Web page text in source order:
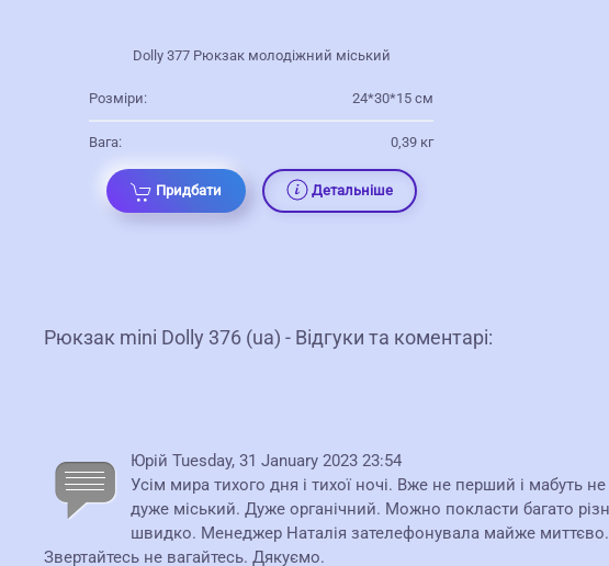
Dolly 377 Рюкзак молодіжний міський
Розміри: 24*30*15 см
Вага: 0,39 кг
Придбати Детальніше
Рюкзак mini Dolly 376 (ua) - Відгуки та коментарі:
Юрій Tuesday, 31 January 2023 23:54
Усім мира тихого дня і тихої ночі. Вже не перший і
дуже міський. Дуже органічний. Можно покласти багато
швидко. Менеджер Наталія зателефонувала майже миттєво.
Звертайтесь не вагайтесь. Дякуємо.